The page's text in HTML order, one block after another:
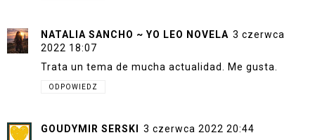
NATALIA SANCHO ~ YO LEO NOVELA 3 czerwca
2022 18:07
Trata un tema de mucha actualidad. Me gusta.
ODPOWIEDZ
GOUDYMIR SERSKI
3 czerwca 2022 20:44